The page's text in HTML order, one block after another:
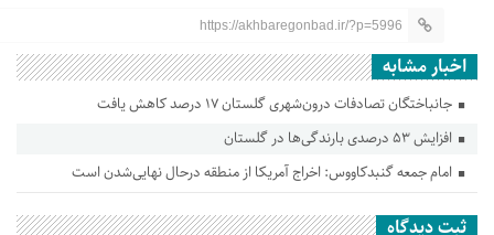
https://akhbaregonbad.ir/?p=5996
اخبار مشابه
جانباختگان تصادفات درون‌شهری گلستان ۱۷ درصد کاهش یافت
افزایش ۵۳ درصدی بارندگی‌ها در گلستان
امام جمعه گنبدکاووس: اخراج آمریکا از منطقه درحال نهایی‌شدن است
ثبت دیدگاه